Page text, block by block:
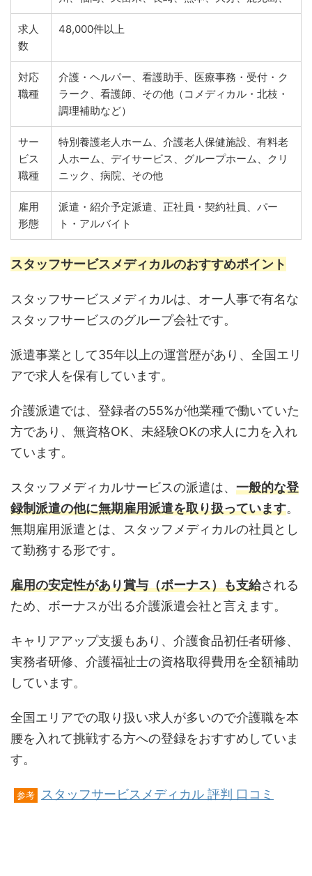
求人
数
48,000件以上
対応
職種
介護・ヘルパー、看護助手、医療事務・受付・ク
ラーク、看護師、その他（コメディカル・北枝・
調理補助など）
サー
ビス
職種
特別養護老人ホーム、介護老人保健施設、有料老
人ホーム、デイサービス、グループホーム、クリ
ニック、病院、その他
雇用
形態
派遣・紹介予定派遣、正社員・契約社員、パー
ト・アルバイト
スタッフサービスメディカルのおすすめポイント
スタッフサービスメディカルは、オー人事で有名な
スタッフサービスのグループ会社です。
派遣事業として35年以上の運営歴があり、全国エリ
アで求人を保有しています。
介護派遣では、登録者の55%が他業種で働いていた
方であり、無資格OK、未経験OKの求人に力を入れ
ています。
スタッフメディカルサービスの派遣は、 一般的な登
録制派遣の他に無期雇用派遣を取り扱っています。
無期雇用派遣とは、スタッフメディカルの社員とし
て勤務する形です。
雇用の安定性があり賞与（ボーナス）も支給される
ため、ボーナスが出る介護派遣会社と言えます。
キャリアアップ支援もあり、介護食品初任者研修、
実務者研修、介護福祉士の資格取得費用を全額補助
しています。
全国エリアでの取り扱い求人が多いので介護職を本
腰を入れて挑戦する方への登録をおすすめしていま
す。
参考 スタッフサービスメディカル 評判 口コミ